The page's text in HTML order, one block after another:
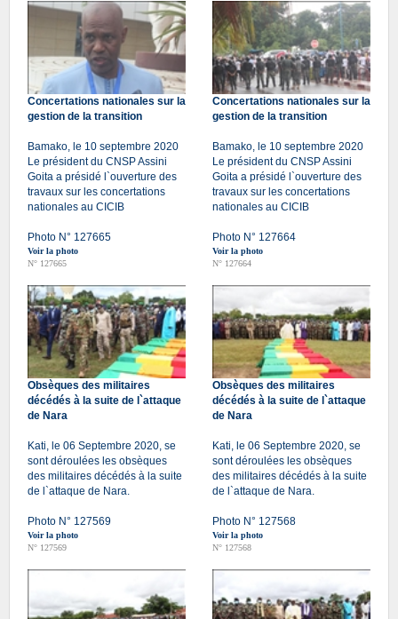
Concertations nationales sur la
gestion de la transition
Bamako, le 10 septembre 2020
Le président du CNSP Assini
Goita a présidé l`ouverture des
travaux sur les concertations
nationales au CICIB
Photo N° 127665
Voir la photo
N° 127665
Concertations nationales sur la
gestion de la transition
Bamako, le 10 septembre 2020
Le président du CNSP Assini
Goita a présidé l`ouverture des
travaux sur les concertations
nationales au CICIB
Photo N° 127664
Voir la photo
N° 127664
Obsèques des militaires
décédés à la suite de l`attaque
de Nara
Kati, le 06 Septembre 2020, se
sont déroulées les obsèques
des militaires décédés à la suite
de l`attaque de Nara.
Photo N° 127569
Voir la photo
N° 127569
Obsèques des militaires
décédés à la suite de l`attaque
de Nara
Kati, le 06 Septembre 2020, se
sont déroulées les obsèques
des militaires décédés à la suite
de l`attaque de Nara.
Photo N° 127568
Voir la photo
N° 127568